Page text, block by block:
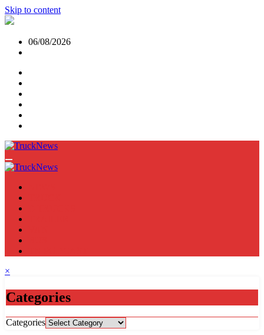
Skip to content
06/08/2026
×
Categories
Categories